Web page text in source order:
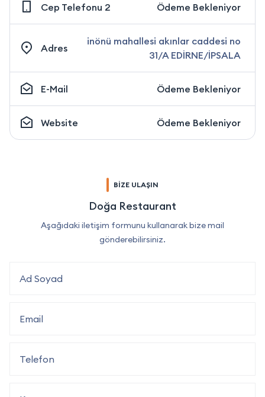
Cep Telefonu 2 Ödeme Bekleniyor
Adres
inönü mahallesi akınlar caddesi no
31/A EDİRNE/İPSALA
E-Mail Ödeme Bekleniyor
Website Ödeme Bekleniyor
BİZE ULAŞIN
Doğa Restaurant
Aşağıdaki iletişim formunu kullanarak bize mail
gönderebilirsiniz.